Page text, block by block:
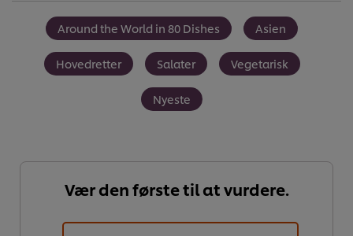
Around the World in 80 Dishes Asien
Hovedretter Salater Vegetarisk
Nyeste
Vær den første til at vurdere.